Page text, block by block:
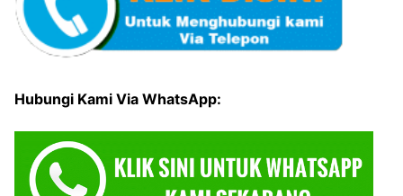
Hubungi Kami Via WhatsApp: